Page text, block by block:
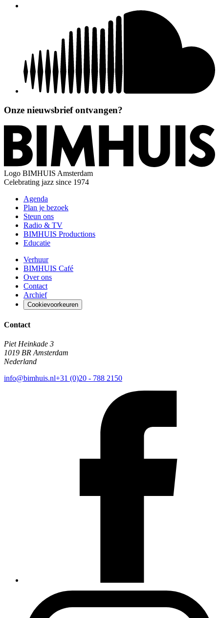
Onze nieuwsbrief ontvangen?
Logo BIMHUIS Amsterdam
Celebrating jazz since 1974
Agenda
Plan je bezoek
Steun ons
Radio & TV
BIMHUIS Productions
Educatie
Verhuur
BIMHUIS Café
Over ons
Contact
Archief
Cookievoorkeuren
Contact
Piet Heinkade 3
1019 BR Amsterdam
Nederland
info@bimhuis.nl+31 (0)20 - 788 2150